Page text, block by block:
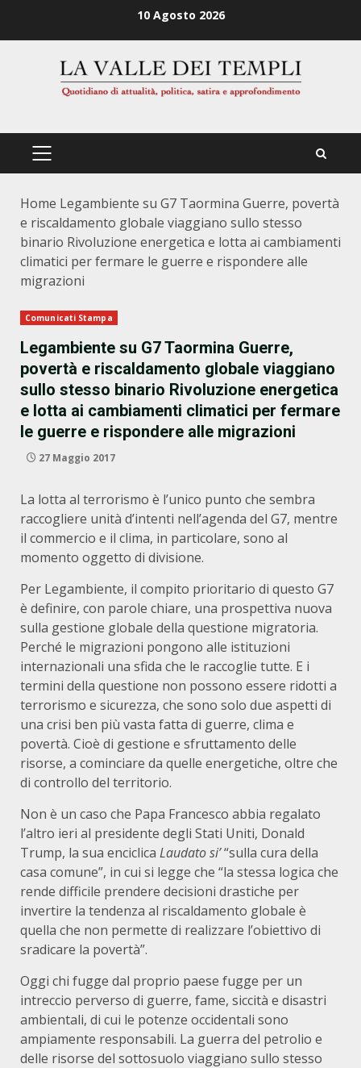
10 Agosto 2026
PRIMÄRES
Home Legambiente su G7 Taormina Guerre, povertà
e riscaldamento globale viaggiano sullo stesso
binario Rivoluzione energetica e lotta ai cambiamenti
climatici per fermare le guerre e rispondere alle
migrazioni
Comunicati Stampa
Legambiente su G7 Taormina Guerre,
povertà e riscaldamento globale viaggiano
sullo stesso binario Rivoluzione energetica
e lotta ai cambiamenti climatici per fermare
le guerre e rispondere alle migrazioni
27 Maggio 2017
La lotta al terrorismo è l’unico punto che sembra
raccogliere unità d’intenti nell’agenda del G7, mentre
il commercio e il clima, in particolare, sono al
momento oggetto di divisione.
Per Legambiente, il compito prioritario di questo G7
è definire, con parole chiare, una prospettiva nuova
sulla gestione globale della questione migratoria.
Perché le migrazioni pongono alle istituzioni
internazionali una sfida che le raccoglie tutte. E i
termini della questione non possono essere ridotti a
terrorismo e sicurezza, che sono solo due aspetti di
una crisi ben più vasta fatta di guerre, clima e
povertà. Cioè di gestione e sfruttamento delle
risorse, a cominciare da quelle energetiche, oltre che
di controllo del territorio.
Non è un caso che Papa Francesco abbia regalato
l’altro ieri al presidente degli Stati Uniti, Donald
Trump, la sua enciclica Laudato si’“sulla cura della
casa comune”, in cui si legge che “la stessa logica che
rende difficile prendere decisioni drastiche per
invertire la tendenza al riscaldamento globale è
quella che non permette di realizzare l’obiettivo di
sradicare la povertà”.
Oggi chi fugge dal proprio paese fugge per un
intreccio perverso di guerre, fame, siccità e disastri
ambientali, di cui le potenze occidentali sono
ampiamente responsabili. La guerra del petrolio e
delle risorse del sottosuolo viaggiano sullo stesso